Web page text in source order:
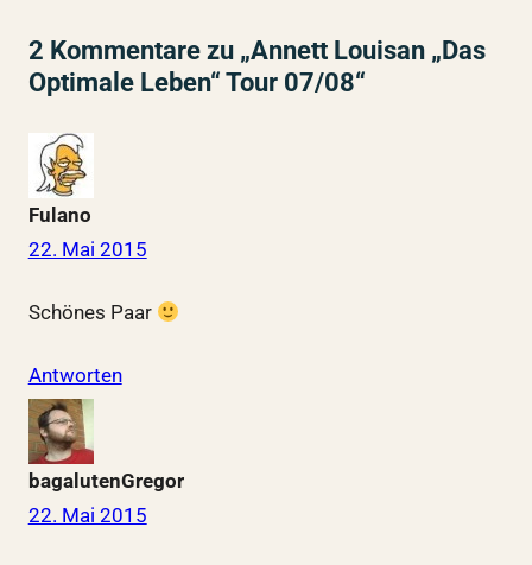
2 Kommentare zu „Annett Louisan „Das
Optimale Leben“ Tour 07/08“
Fulano
22. Mai 2015
Schönes Paar
Antworten
bagalutenGregor
22. Mai 2015